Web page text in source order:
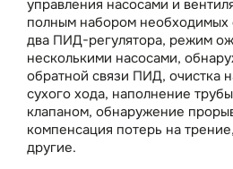
управления насосами и
полным набором необходимых
два ПИД-регулятора, режим
несколькими насосами,
обратной связи ПИД, очистка
сухого хода, наполнение
клапаном, обнаружение
компенсация потерь на
другие.